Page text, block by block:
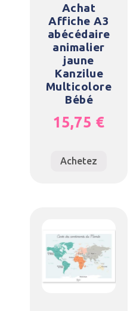
Achat
Affiche A3
abécédaire
animalier
jaune
Kanzilue
Multicolore
Bébé
15,75 €
Achetez